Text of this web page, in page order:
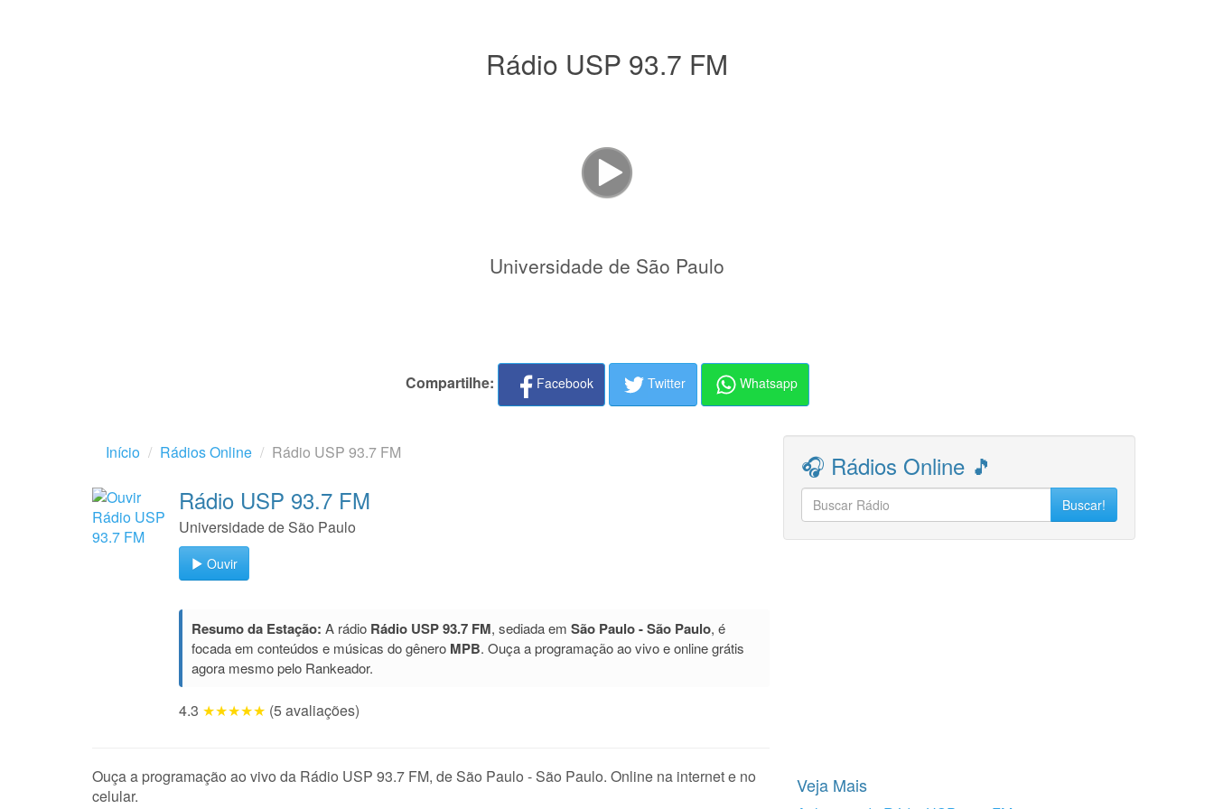
Rádio USP 93.7 FM
Universidade de São Paulo
Compartilhe: Facebook Twitter Whatsapp
Início Rádios Online Rádio USP 93.7 FM
Rádio USP 93.7 FM
Universidade de São Paulo
Ouvir
Resumo da Estação: A rádio Rádio USP 93.7 FM, sediada em São Paulo - São Paulo, é
focada em conteúdos e músicas do gênero MPB. Ouça a programação ao vivo e online grátis
agora mesmo pelo Rankeador.
4.3 ★★★★★ (5 avaliações)
🎧 Rádios Online 🎵
Buscar!
Ouça a programação ao vivo da Rádio USP 93.7 FM, de São Paulo - São Paulo. Online na internet e no
celular.
Veja Mais